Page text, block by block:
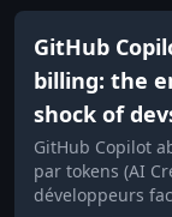
GitHub
billing: the
shock of
GitHub Copilot
par tokens (AI
développeurs